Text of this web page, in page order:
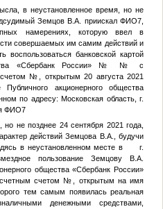
в неустановленное время, но не
Земцов В.А. приискалФИО7,
намерениях, которую ввел в
совершаемых им самим действий и
воспользоваться банковской картой
«Сбербанк России» №
№
с
№ , открытым 20 августа 2021
акционерного общества
по адресу: Московская область, г.
ФИО7
не позднее 24 сентября 2021 года,
действийЗемцова В.А.
, будучи
в неустановленном месте в г.
пользование Земцову В.А.
общества «Сбербанк России»
счетом №
, открытым на имя
тем самым появилась реальная
денежными средствами,